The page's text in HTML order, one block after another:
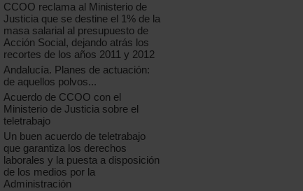
CCOO reclama al Ministerio de
Justicia que se destine el 1% de la
masa salarial al presupuesto de
Acción Social, dejando atrás los
recortes de los años 2011 y 2012
Andalucía. Planes de actuación:
de aquellos polvos...
Acuerdo de CCOO con el
Ministerio de Justicia sobre el
teletrabajo
Un buen acuerdo de teletrabajo
que garantiza los derechos
laborales y la puesta a disposición
de los medios por la
Administración